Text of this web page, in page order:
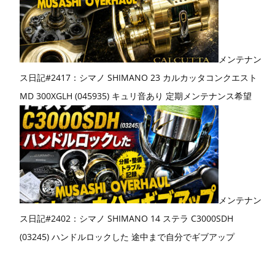
メンテナン
ス日記#2417：シマノ SHIMANO 23 カルカッタコンクエスト
MD 300XGLH (045935) キュリ音あり 定期メンテナンス希望
メンテナン
ス日記#2402：シマノ SHIMANO 14 ステラ C3000SDH
(03245) ハンドルロックした 途中まで自分でギブアップ